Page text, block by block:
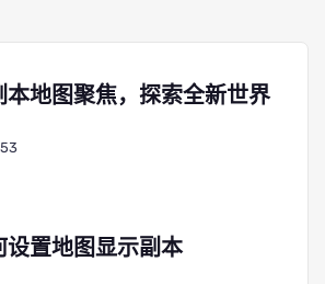
地图聚焦，探索全新世界
置地图显示副本